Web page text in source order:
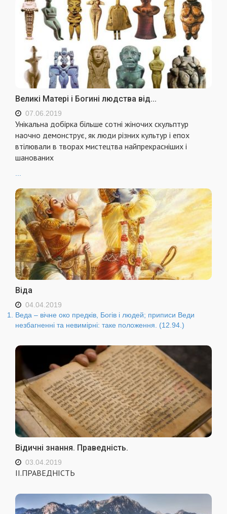
Великі Матері і Богині людства від...
07.06.2019
Унікальна добірка більше сотні жіночих скульптур
наочно демонструє, як люди різних культур і епох
втілювали в творах мистецтва найпрекрасніших і
шанованих
Віда
04.04.2019
Веда – вічне око предків, Богів і людей; приписи Веди
незбагненні та невимірні: таке положення. (12.94.)
Відичні знання. Праведність.
03.04.2019
ІІ.ПРАВЕДНІСТЬ